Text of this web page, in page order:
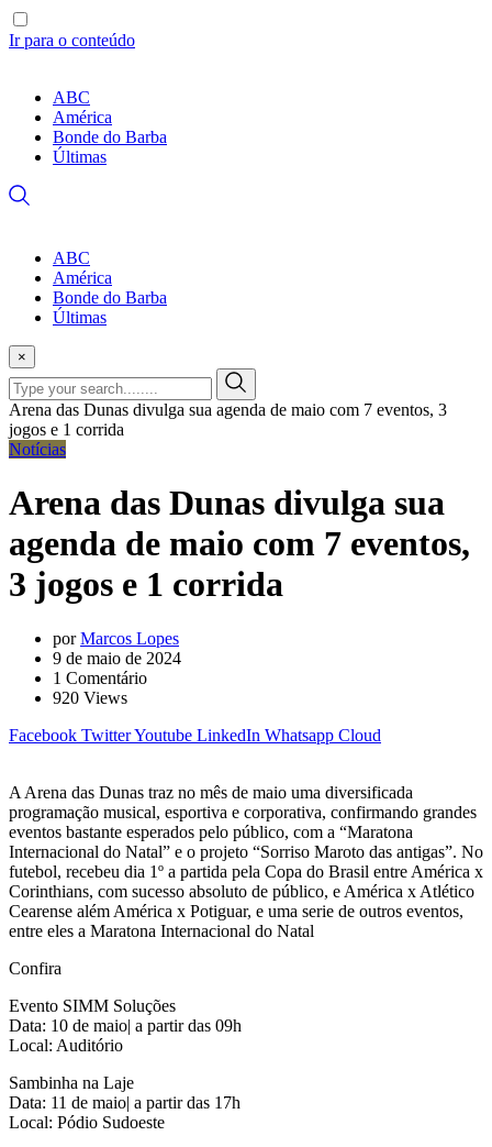
Ir para o conteúdo
ABC
América
Bonde do Barba
Últimas
ABC
América
Bonde do Barba
Últimas
×
Arena das Dunas divulga sua agenda de maio com 7 eventos, 3
jogos e 1 corrida
Notícias
Arena das Dunas divulga sua
agenda de maio com 7 eventos,
3 jogos e 1 corrida
porMarcos Lopes
9 de maio de 2024
1 Comentário
920 Views
Facebook TwitterYoutube LinkedIn Whatsapp Cloud
A Arena das Dunas traz no mês de maio uma diversificada
programação musical, esportiva e corporativa, confirmando grandes
eventos bastante esperados pelo público, com a “Maratona
Internacional do Natal” e o projeto “Sorriso Maroto das antigas”. No
futebol, recebeu dia 1º a partida pela Copa do Brasil entre América x
Corinthians, com sucesso absoluto de público, e América x Atlético
Cearense além América x Potiguar, e uma serie de outros eventos,
entre eles a Maratona Internacional do Natal
Confira
Evento SIMM Soluções
Data: 10 de maio| a partir das 09h
Local: Auditório
Sambinha na Laje
Data: 11 de maio| a partir das 17h
Local: Pódio Sudoeste